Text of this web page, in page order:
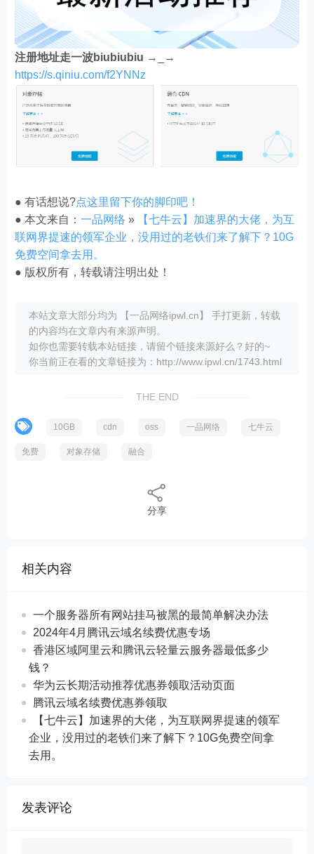
注册地址走一波biubiubiu →_→
https://s.qiniu.com/f2YNNz
● 有话想说?点这里留下你的脚印吧！
● 本文来自：一品网络 »
【七牛云】加速界的大佬，为互
联网界提速的领军企业，没用过的老铁们来了解下？10G
免费空间拿去用。
● 版权所有，转载请注明出处！
本站文章大部分均为 【一品网络ipwl.cn】 手打更新，转载
的内容均在文章内有来源声明。
如你也需要转载本站链接，请留个链接来源好么？好的~
你当前正在看的文章链接为：http://www.ipwl.cn/1743.html
THE END
10GB cdn oss 一品网络 七牛云
免费 对象存储 融合
分享
相关内容
一个服务器所有网站挂马被黑的最简单解决办法
2024年4月腾讯云域名续费优惠专场
香港区域阿里云和腾讯云轻量云服务器最低多少
钱？
华为云长期活动推荐优惠券领取活动页面
腾讯云域名续费优惠券领取
【七牛云】加速界的大佬，为互联网界提速的领军
企业，没用过的老铁们来了解下？10G免费空间拿
去用。
发表评论